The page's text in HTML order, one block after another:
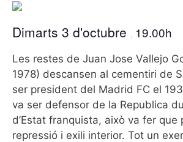
Dimarts 3 d'octubre , 19.00h
Les restes de Juan Jose Vallejo
1978) descansen al cementiri de
ser president del Madrid FC el
va ser defensor de la Republica
d’Estat franquista, això va fer que
repressió i exili interior. Tot un